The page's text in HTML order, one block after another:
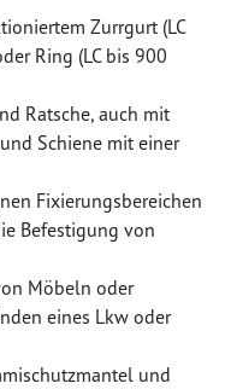
Zurrgurt (LC
Ring (LC bis 900
Ratsche, auch mit
Schiene mit einer
Fixierungsbereichen
Befestigung von
Möbeln oder
eines Lkw oder
und